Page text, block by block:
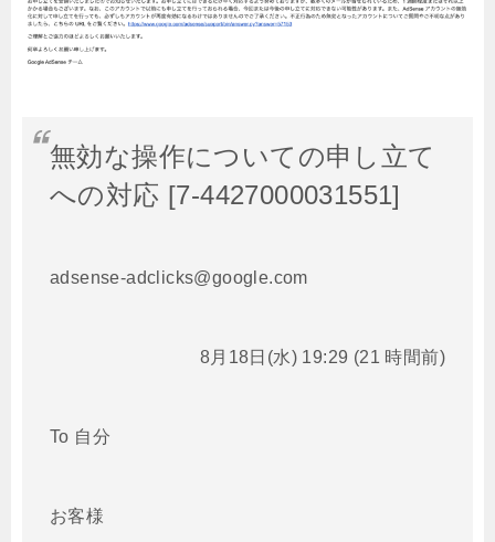
無効な操作についての申し立て
への対応 [7-4427000031551]
adsense-adclicks@google.com
8月18日(水) 19:29 (21 時間前)
To 自分
お客様